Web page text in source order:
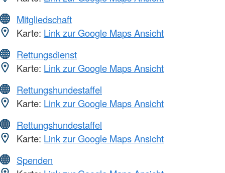
Mitgliedschaft
Karte: Link zur Google Maps Ansicht
Rettungsdienst
Karte: Link zur Google Maps Ansicht
Rettungshundestaffel
Karte: Link zur Google Maps Ansicht
Rettungshundestaffel
Karte: Link zur Google Maps Ansicht
Spenden